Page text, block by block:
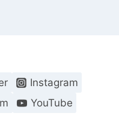
Instagram
YouTube